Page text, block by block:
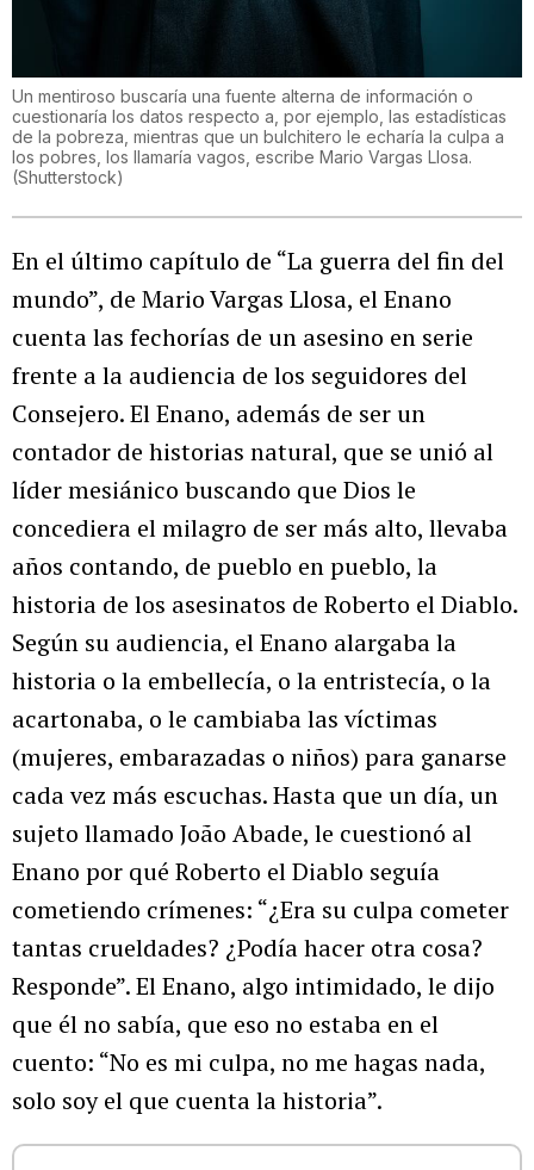
Un mentiroso buscaría una fuente alterna de información o
cuestionaría los datos respecto a, por ejemplo, las estadísticas
de la pobreza, mientras que un bulchitero le echaría la culpa a
los pobres, los llamaría vagos, escribe Mario Vargas Llosa.
(Shutterstock)
En el último capítulo de “La guerra del fin del
mundo”, de Mario Vargas Llosa, el Enano
cuenta las fechorías de un asesino en serie
frente a la audiencia de los seguidores del
Consejero. El Enano, además de ser un
contador de historias natural, que se unió al
líder mesiánico buscando que Dios le
concediera el milagro de ser más alto, llevaba
años contando, de pueblo en pueblo, la
historia de los asesinatos de Roberto el Diablo.
Según su audiencia, el Enano alargaba la
historia o la embellecía, o la entristecía, o la
acartonaba, o le cambiaba las víctimas
(mujeres, embarazadas o niños) para ganarse
cada vez más escuchas. Hasta que un día, un
sujeto llamado João Abade, le cuestionó al
Enano por qué Roberto el Diablo seguía
cometiendo crímenes: “¿Era su culpa cometer
tantas crueldades? ¿Podía hacer otra cosa?
Responde”. El Enano, algo intimidado, le dijo
que él no sabía, que eso no estaba en el
cuento: “No es mi culpa, no me hagas nada,
solo soy el que cuenta la historia”.